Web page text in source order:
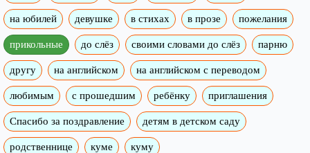
на юбилей девушке в стихах в прозе пожелания
прикольные до слёз своими словами до слёз парню
другу на английском на английском с переводом
любимым с прошедшим ребёнку приглашения
Спасибо за поздравление детям в детском саду
родственнице куме куму